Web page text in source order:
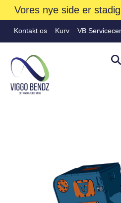
Vores nye side er
Kontakt os Kurv VB